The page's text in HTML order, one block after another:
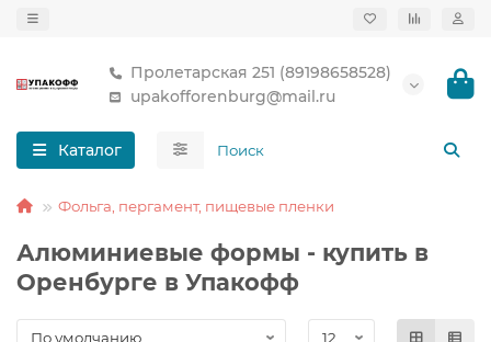
Пролетарская 251 (89198658528)
upakofforenburg@mail.ru
Каталог
Фольга, пергамент, пищевые пленки
Алюминиевые формы - купить в
Оренбурге в Упакофф